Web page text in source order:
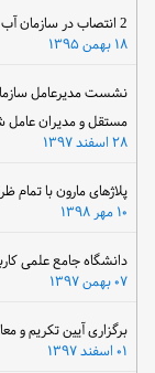
نشست مدیرعامل سازمان
مستقل و مدیران عامل
پلاژهای مارون با تمام
دانشگاه جامع علمی
برگزاری آیین تکریم و